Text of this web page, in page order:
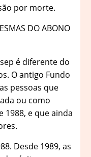
por morte.
DO ABONO
é diferente do
O antigo Fundo
pessoas que
ou como
1988, e que ainda
Desde 1989, as